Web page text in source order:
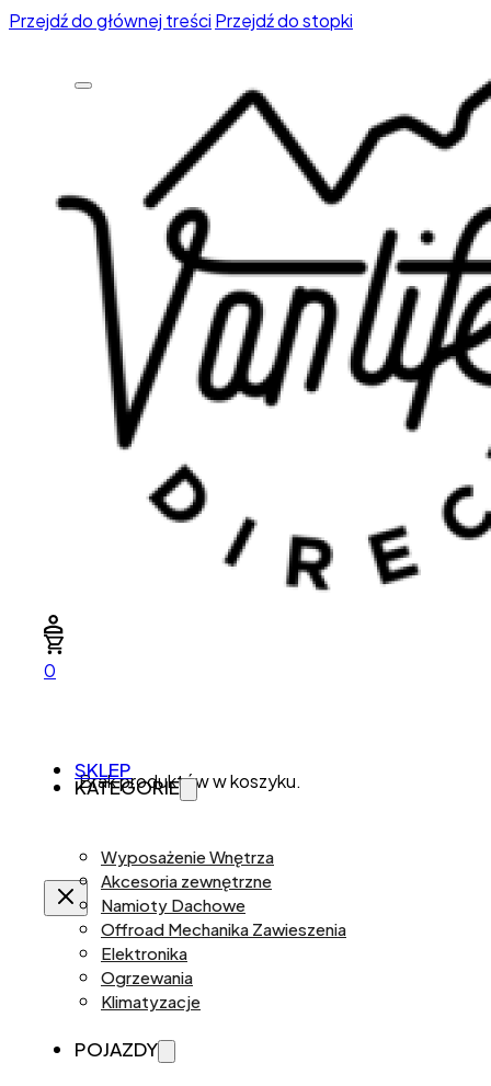
Przejdź do głównej treści Przejdź do stopki
0
Brak produktów w koszyku.
SKLEP
KATEGORIE
Wyposażenie Wnętrza
Akcesoria zewnętrzne
Namioty Dachowe
Offroad Mechanika Zawieszenia
Elektronika
Ogrzewania
Klimatyzacje
POJAZDY